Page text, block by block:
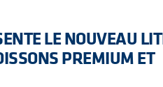
LE NOUVEAU
PREMIUM ET